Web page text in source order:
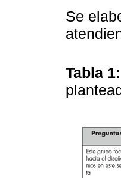
Se
Tabla 1: